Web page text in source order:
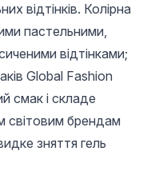
відтінків. Колірна
пастельними,
відтінками;
Global Fashion
смак і складе
світовим брендам
зняття гель